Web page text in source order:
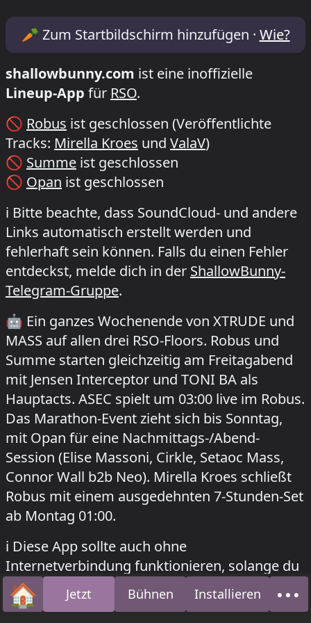
Lineup & Timetable for XTRUDE x MASS
🥕 Zum Startbildschirm hinzufügen · Wie?
shallowbunny.com ist eine inoffizielle
Lineup-App für RSO.
🚫 Robus ist geschlossen (Veröffentlichte
Tracks: Mirella Kroes und ValaV)
🚫 Summe ist geschlossen
🚫 Opan ist geschlossen
ℹ️ Bitte beachte, dass SoundCloud- und andere
Links automatisch erstellt werden und
fehlerhaft sein können. Falls du einen Fehler
entdeckst, melde dich in der ShallowBunny-
Telegram-Gruppe.
🤖 Ein ganzes Wochenende von XTRUDE und
MASS auf allen drei RSO-Floors. Robus und
Summe starten gleichzeitig am Freitagabend
mit Jensen Interceptor und TONI BA als
Hauptacts. ASEC spielt um 03:00 live im Robus.
Das Marathon-Event zieht sich bis Sonntag,
mit Opan für eine Nachmittags-/Abend-
Session (Elise Massoni, Cirkle, Setaoc Mass,
Connor Wall b2b Neo). Mirella Kroes schließt
Robus mit einem ausgedehnten 7-Stunden-Set
ab Montag 01:00.
how to install this app on your phone
ℹ️ Diese App sollte auch ohne
Internetverbindung funktionieren, solange du
das Fenster geöffnet lässt. Für das beste
Erlebnis
füge sie deinem Startbildschirm
🏠StartseiteJetzt Bühnen Installieren •••